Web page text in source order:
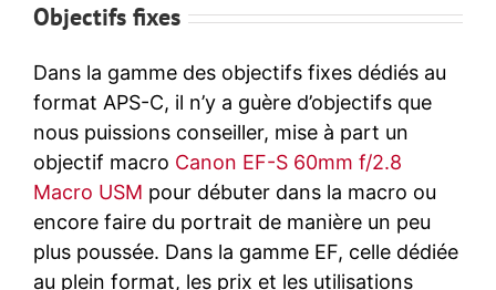
Objectifs fixes
Dans la gamme des objectifs fixes dédiés au
format APS-C, il n’y a guère d’objectifs que
nous puissions conseiller, mise à part un
objectif macro Canon EF-S 60mm f/2.8
Macro USM pour débuter dans la macro ou
encore faire du portrait de manière un peu
plus poussée. Dans la gamme EF, celle dédiée
au plein format, les prix et les utilisations